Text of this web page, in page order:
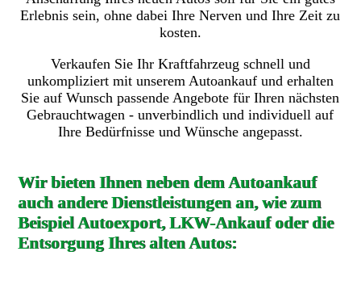
Erlebnis sein, ohne dabei Ihre Nerven und Ihre Zeit zu
kosten.
Verkaufen Sie Ihr Kraftfahrzeug schnell und
unkompliziert mit unserem Autoankauf und erhalten
Sie auf Wunsch passende Angebote für Ihren nächsten
Gebrauchtwagen - unverbindlich und individuell auf
Ihre Bedürfnisse und Wünsche angepasst.
Wir bieten Ihnen neben dem Autoankauf
auch andere Dienstleistungen an, wie zum
Beispiel Autoexport, LKW-Ankauf oder die
Entsorgung Ihres alten Autos: